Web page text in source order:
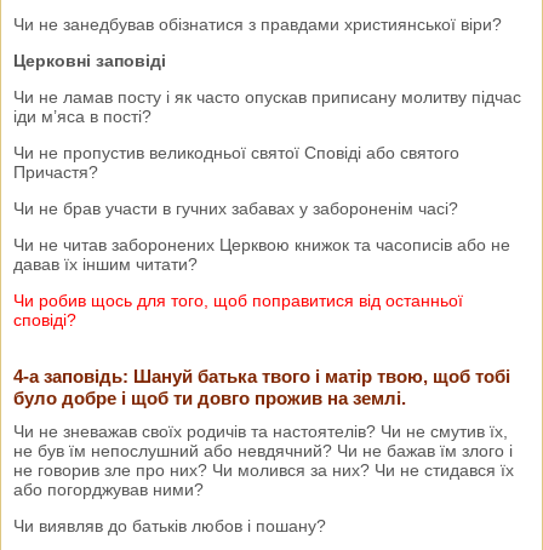
Чи не занедбував обізнатися з правдами християнської віри?
Церковні заповіді
Чи не ламав посту і як часто опускав приписану молитву підчас
іди м’яса в пості?
Чи не пропустив великодньої святої Сповіді або святого
Причастя?
Чи не брав участи в гучних забавах у забороненім часі?
Чи не читав заборонених Церквою книжок та часописів або не
давав їх іншим читати?
Чи робив щось для того, щоб поправитися від останньої
сповіді?
4-а заповідь: Шануй батька твого і матір твою, щоб тобі
було добре і щоб ти довго прожив на землі.
Чи не зневажав своїх родичів та настоятелів? Чи не смутив їх,
не був їм непослушний або невдячний? Чи не бажав їм злого і
не говорив зле про них? Чи молився за них? Чи не стидався їх
або погорджував ними?
Чи виявляв до батьків любов і пошану?